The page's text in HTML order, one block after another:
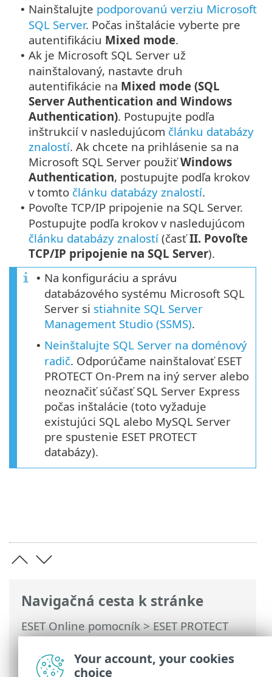
Navigačná cesta k stránke
ESET Online pomocník>ESET PROTECT
On-Prem>Aktualizácia>
Zálohovanie/aktualizácia databázového
servera
• Nainštalujte podporovanú verziu Microsoft
SQL Server. Počas inštalácie vyberte pre
autentifikáciu Mixed mode.
• Ak je Microsoft SQL Server už
nainštalovaný, nastavte druh
autentifikácie na Mixed mode (SQL
Server Authentication and Windows
Authentication). Postupujte podľa
inštrukcií v nasledujúcom článku databázy
znalostí. Ak chcete na prihlásenie sa na
Microsoft SQL Server použiťWindows
Authentication, postupujte podľa krokov
v tomto článku databázy znalostí.
• Povoľte TCP/IP pripojenie na SQL Server.
Postupujte podľa krokov v nasledujúcom
článku databázy znalostí (časťII. Povoľte
TCP/IP pripojenie na SQL Server).
• Na konfiguráciu a správu
databázového systému Microsoft SQL
Server si stiahnite SQL Server
Management Studio (SSMS).
• Neinštalujte SQL Server na doménový
radič. Odporúčame nainštalovať ESET
PROTECT On-Prem na iný server alebo
neoznačiť súčasť SQL Server Express
počas inštalácie (toto vyžaduje
existujúci SQL alebo MySQL Server
pre spustenie ESET PROTECT
databázy).
Your account, your cookies
choice